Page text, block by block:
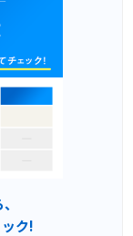
ク!